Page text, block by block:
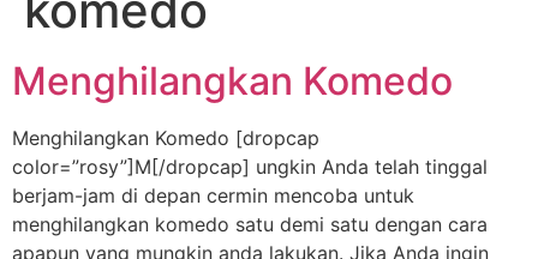
Menghilangkan Komedo
Menghilangkan Komedo [dropcap
color=”rosy”]M[/dropcap] ungkin Anda telah tinggal
berjam-jam di depan cermin mencoba untuk
menghilangkan komedo satu demi satu dengan cara
apapun yang mungkin anda lakukan. Jika Anda ingin